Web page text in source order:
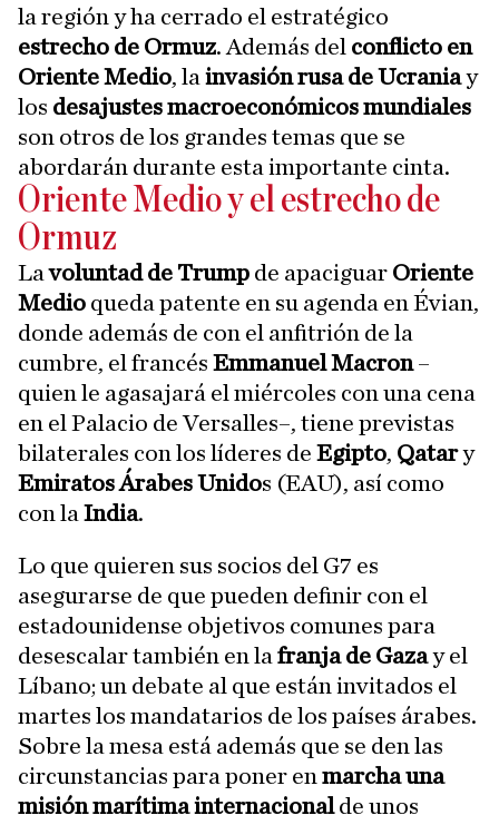
la región y ha cerrado el estratégico
estrecho de Ormuz. Además del conflicto en
Oriente Medio, la invasión rusa de Ucraniay
los desajustes macroeconómicos mundiales
son otros de los grandes temas que se
abordarán durante esta importante cinta.
Oriente Medio y el estrecho de
Ormuz
Lavoluntad de Trump de apaciguar Oriente
Medio queda patente en su agenda en Évian,
donde además de con el anfitrión de la
cumbre, el francés Emmanuel Macron–
quien le agasajará el miércoles con una cena
en el Palacio de Versalles–, tiene previstas
bilaterales con los líderes de Egipto, Qatary
Emiratos Árabes Unidos (EAU), así como
con la India.
Lo que quieren sus socios del G7 es
asegurarse de que pueden definir con el
estadounidense objetivos comunes para
desescalar también en la franja de Gazay el
Líbano; un debate al que están invitados el
martes los mandatarios de los países árabes.
Sobre la mesa está además que se den las
circunstancias para poner en marcha una
misión marítima internacionalde unos